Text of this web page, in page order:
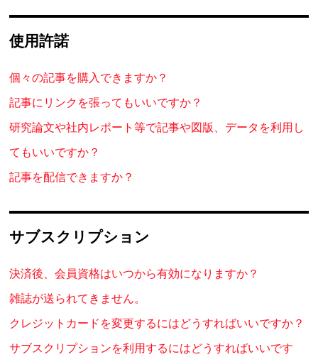
使用許諾
個々の記事を購入できますか？
記事にリンクを張ってもいいですか？
研究論文や社内レポート等で記事や図版、データを利用し
てもいいですか？
記事を配信できますか？
サブスクリプション
決済後、会員資格はいつから有効になりますか？
雑誌が送られてきません。
クレジットカードを変更するにはどうすればいいですか？
サブスクリプションを利用するにはどうすればいいです